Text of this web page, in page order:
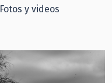
Fotos y videos